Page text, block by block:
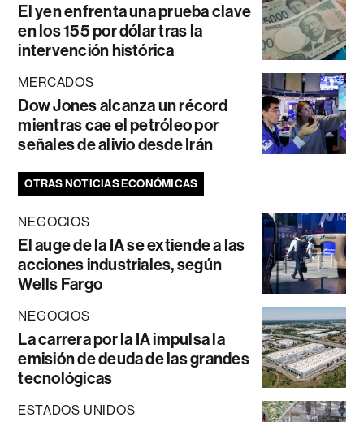
El yen enfrenta una prueba clave
en los 155 por dólar tras la
intervención histórica
MERCADOS
Dow Jones alcanza un récord
mientras cae el petróleo por
señales de alivio desde Irán
OTRAS NOTICIAS ECONÓMICAS
NEGOCIOS
El auge de la IA se extiende a las
acciones industriales, según
Wells Fargo
NEGOCIOS
La carrera por la IA impulsa la
emisión de deuda de las grandes
tecnológicas
ESTADOS UNIDOS